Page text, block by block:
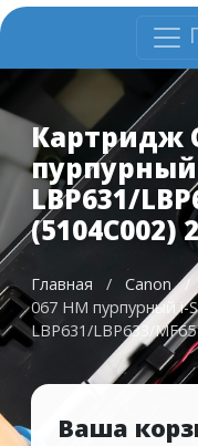
Картридж
пурпурный
LBP631/
(5104C002)
Главная / Canon /
067 HM пурпурный i-
LBP631/LBP633/
Ваша